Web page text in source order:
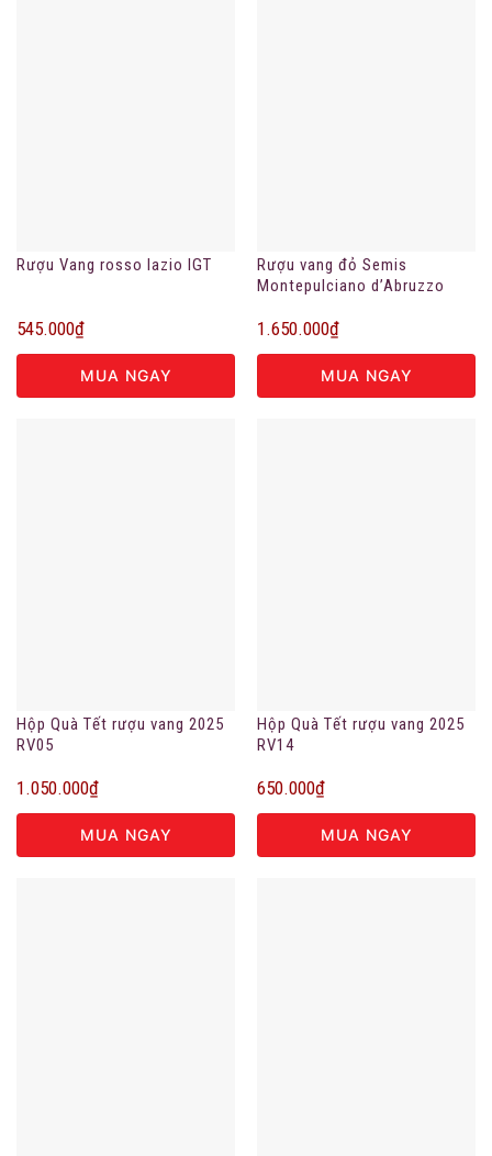
Rượu Vang rosso lazio IGT
545.000₫
MUA NGAY
Rượu vang đỏ Semis
Montepulciano d’Abruzzo
1.650.000₫
MUA NGAY
Hộp Quà Tết rượu vang 2025
RV05
1.050.000₫
MUA NGAY
Hộp Quà Tết rượu vang 2025
RV14
650.000₫
MUA NGAY